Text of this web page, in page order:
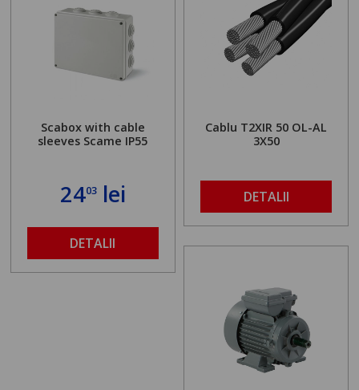
Scabox with cable
sleeves Scame IP55
2403lei
DETALII
Cablu T2XIR 50 OL-AL
3X50
DETALII